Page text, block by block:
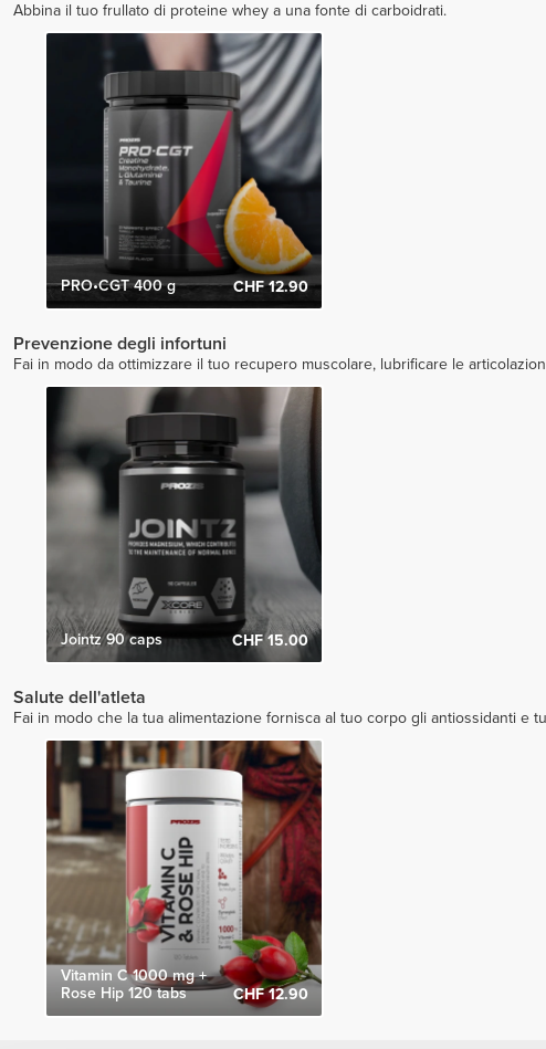
Abbina il tuo frullato di proteine whey a una fonte di carboidrati.
PRO•CGT 400 g CHF 12.90
Prevenzione degli infortuni
Fai in modo da ottimizzare il tuo recupero muscolare, lubrificare le
Jointz 90 caps CHF 15.00
Salute dell'atleta
Fai in modo che la tua alimentazione fornisca al tuo corpo gli antiossidanti e
Vitamin C 1000 mg +
Rose Hip 120 tabs
CHF 12.90